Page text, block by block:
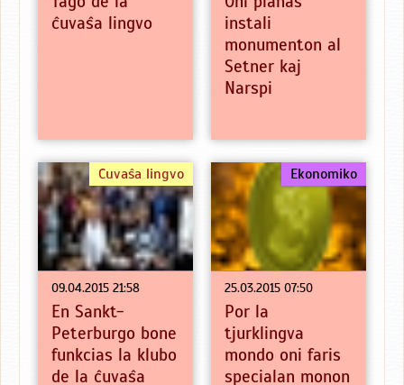
ĉuvaŝa lingvo
instali
monumenton al
Setner kaj
Narspi
09.04.2015 21:58
Ĉuvaŝa lingvo
En Sankt-
Peterburgo bone
funkcias la klubo
de la ĉuvaŝa
25.03.2015 07:50
Ekonomiko
Por la
tjurklingva
mondo oni faris
specialan monon